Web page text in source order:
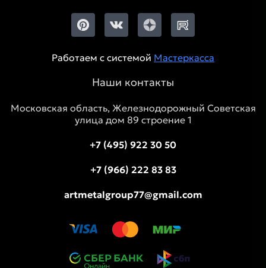
Работаем с системой Мастеркасса
Наши контакты
Московская область, Железнодорожный Советская
улица дом 89 строение 1
+7 (495) 922 30 50
+7 (966) 222 83 83
artmetalgroup77@gmail.com